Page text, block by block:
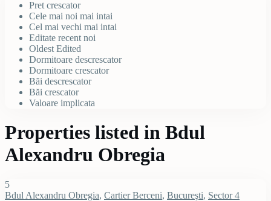
Pret crescator
Cele mai noi mai intai
Cel mai vechi mai intai
Editate recent noi
Oldest Edited
Dormitoare descrescator
Dormitoare crescator
Băi descrescator
Băi crescator
Valoare implicata
Properties listed in Bdul
Alexandru Obregia
5
Bdul Alexandru Obregia, Cartier Berceni, Bucureşti, Sector 4